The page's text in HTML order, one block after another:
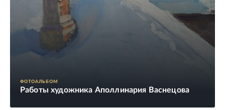
ФОТОАЛЬБОМ
Работы художника Аполлинария Васнецова